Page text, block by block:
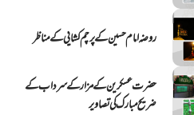
روضہ امام حسین کے پرچم کشايي کے مناظر
حضرت عسکرین کے مزار کے سرداب کے
ضریح مبارک کی تصاویر